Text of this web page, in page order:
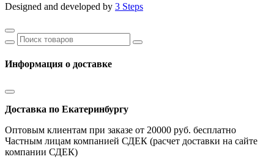
Designed and developed by 3 Steps
Информация о доставке
Доставка по Екатеринбургу
Оптовым клиентам при заказе от 20000 руб. бесплатно
Частным лицам компанией СДЕК (расчет доставки на сайте
компании СДЕК)